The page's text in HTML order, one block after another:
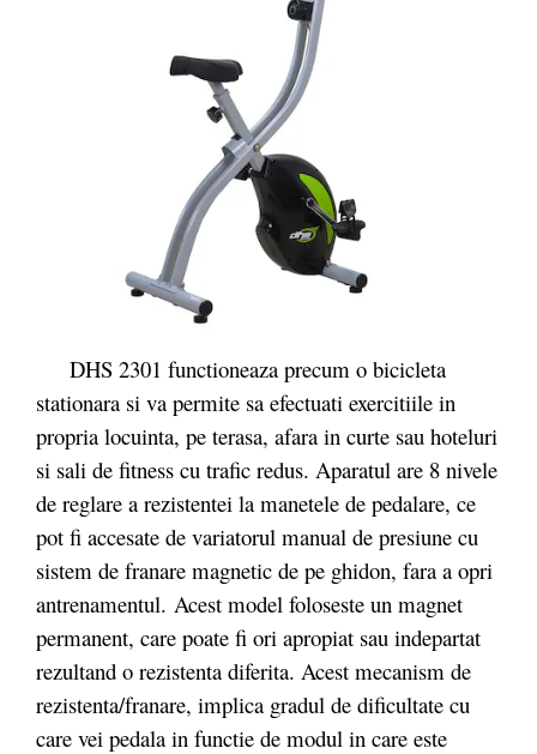
DHS 2301 functioneaza precum o bicicleta
stationara si va permite sa efectuati exercitiile in
propria locuinta, pe terasa, afara in curte sau hoteluri
si sali de fitness cu trafic redus. Aparatul are 8 nivele
de reglare a rezistentei la manetele de pedalare, ce
pot fi accesate de variatorul manual de presiune cu
sistem de franare magnetic de pe ghidon, fara a opri
antrenamentul. Acest model foloseste un magnet
permanent, care poate fi ori apropiat sau indepartat
rezultand o rezistenta diferita. Acest mecanism de
rezistenta/franare, implica gradul de dificultate cu
care vei pedala in functie de modul in care este